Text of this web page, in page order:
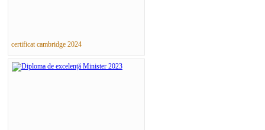
certificat cambridge 2024